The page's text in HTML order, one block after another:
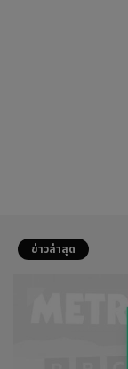
ข่าวล่าสุด